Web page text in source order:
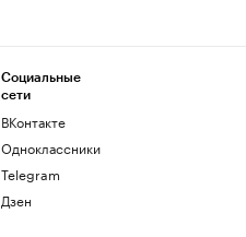
Социальные
сети
ВКонтакте
Одноклассники
Telegram
Дзен